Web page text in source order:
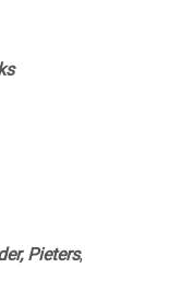
Pieters,